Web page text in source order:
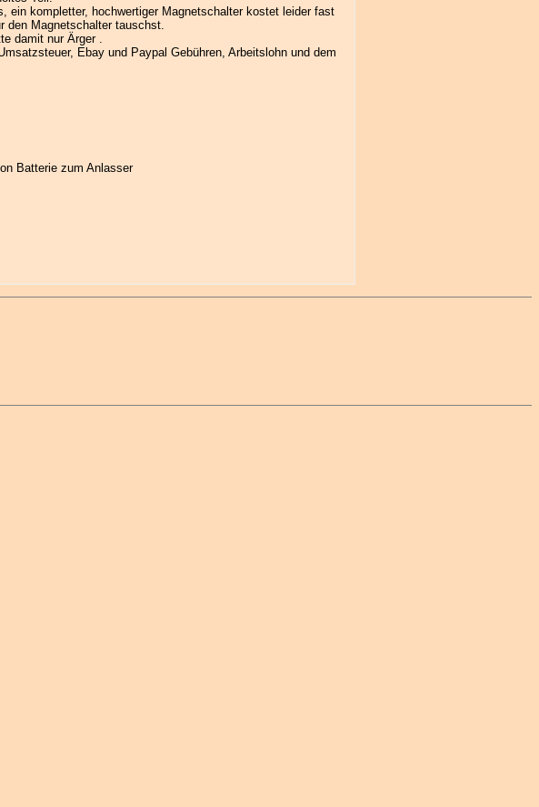
ein kompletter, hochwertiger Magnetschalter kostet leider fast
den Magnetschalter tauschst.
damit nur Ärger .
Ebay und Paypal Gebühren, Arbeitslohn und dem
Batterie zum Anlasser